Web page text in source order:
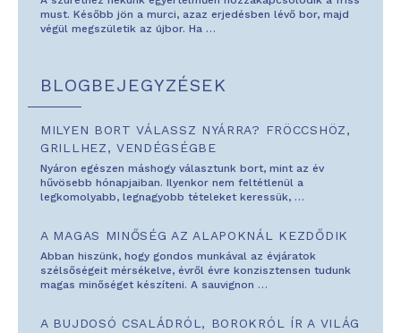
must. Később jön a murci, azaz erjedésben lévő bor, majd
végül megszületik az újbor. Ha …
BLOGBEJEGYZÉSEK
MILYEN BORT VÁLASSZ NYÁRRA? FRÖCCSHÖZ,
GRILLHEZ, VENDÉGSÉGBE
Nyáron egészen máshogy választunk bort, mint az év
hűvösebb hónapjaiban. Ilyenkor nem feltétlenül a
legkomolyabb, legnagyobb tételeket keressük, …
A MAGAS MINŐSÉG AZ ALAPOKNÁL KEZDŐDIK
Abban hiszünk, hogy gondos munkával az évjáratok
szélsőségeit mérsékelve, évről évre konzisztensen tudunk
magas minőséget készíteni. A sauvignon …
A BUJDOSÓ CSALÁDRÓL, BOROKRÓL ÍR A VILÁG